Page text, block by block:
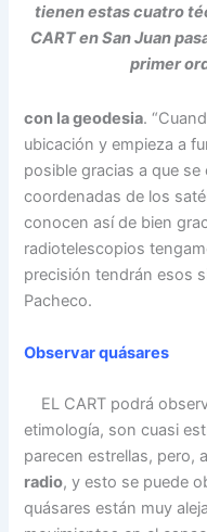
tienen estas cuatro
CART en San Juan
primer
con la geodesia.
ubicación y empieza a
posible gracias a que
coordenadas de los
conocen así de bien
radiotelescopios
precisión tendrán esos
Pacheco.
Observar quásares
EL CART podrá
etimología, son cuasi
parecen estrellas, pero,
radio, y esto se puede
quásares están muy